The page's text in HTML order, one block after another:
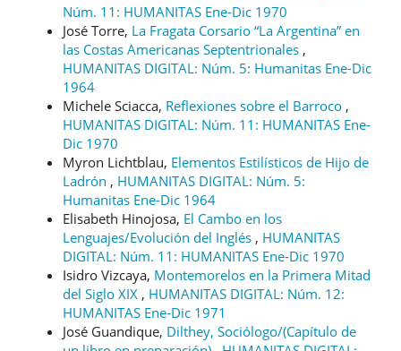
Núm. 11: HUMANITAS Ene-Dic 1970
José Torre, La Fragata Corsario “La Argentina” en
las Costas Americanas Septentrionales ,
HUMANITAS DIGITAL: Núm. 5: Humanitas Ene-Dic
1964
Michele Sciacca, Reflexiones sobre el Barroco ,
HUMANITAS DIGITAL: Núm. 11: HUMANITAS Ene-
Dic 1970
Myron Lichtblau, Elementos Estilísticos de Hijo de
Ladrón , HUMANITAS DIGITAL: Núm. 5:
Humanitas Ene-Dic 1964
Elisabeth Hinojosa, El Cambo en los
Lenguajes/Evolución del Inglés , HUMANITAS
DIGITAL: Núm. 11: HUMANITAS Ene-Dic 1970
Isidro Vizcaya, Montemorelos en la Primera Mitad
del Siglo XIX , HUMANITAS DIGITAL: Núm. 12:
HUMANITAS Ene-Dic 1971
José Guandique, Dilthey, Sociólogo/(Capítulo de